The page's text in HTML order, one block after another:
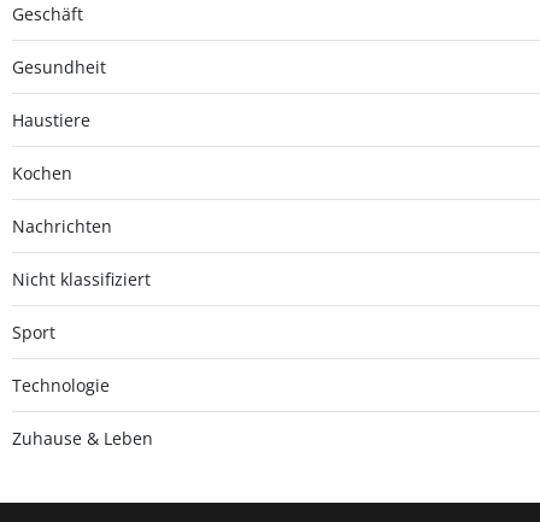
Geschäft
Gesundheit
Haustiere
Kochen
Nachrichten
Nicht klassifiziert
Sport
Technologie
Zuhause & Leben